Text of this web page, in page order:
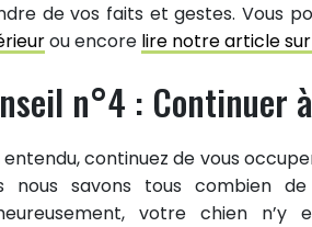
de vos faits et gestes. Vous
ou encore lire notre article
n°4 : Continuer
entendu, continuez de vous
nous savons tous combien
votre chien